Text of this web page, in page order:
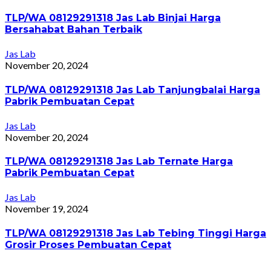
TLP/WA 08129291318 Jas Lab Binjai Harga
Bersahabat Bahan Terbaik
Jas Lab
November 20, 2024
TLP/WA 08129291318 Jas Lab Tanjungbalai Harga
Pabrik Pembuatan Cepat
Jas Lab
November 20, 2024
TLP/WA 08129291318 Jas Lab Ternate Harga
Pabrik Pembuatan Cepat
Jas Lab
November 19, 2024
TLP/WA 08129291318 Jas Lab Tebing Tinggi Harga
Grosir Proses Pembuatan Cepat